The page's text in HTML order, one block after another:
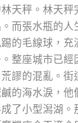
天秤。林天秤
而張水瓶的人
的毛線球，充
整座城市已經
謬的混亂。街
的海水淚，他
了小型潟湖。